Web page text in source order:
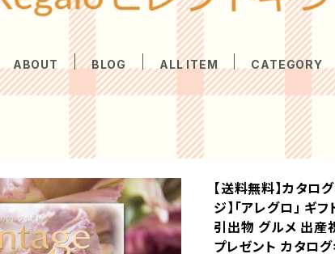
ABOUT BLOG ALL ITEM CATEGORY
【送料無料】カタ
ジ】「アレグロ」 ギ
引出物 グルメ 出産
プレゼント カタログ